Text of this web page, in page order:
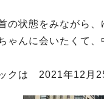
状態をみながら、
ゃんに会いたくて
クは 2021年12月